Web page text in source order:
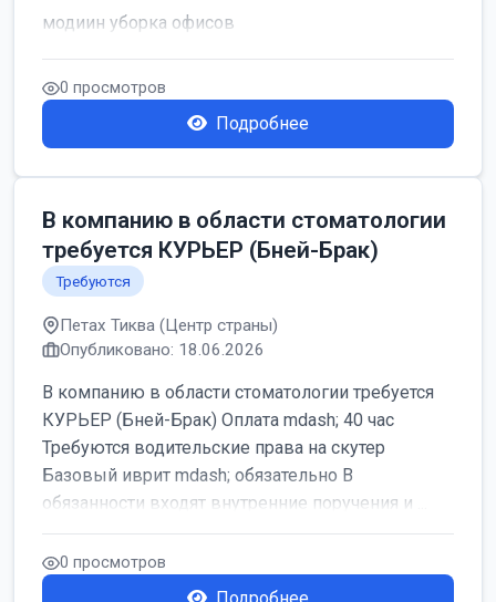
модиин уборка офисов
0 просмотров
Подробнее
В компанию в области стоматологии
требуется КУРЬЕР (Бней-Брак)
Требуются
Петах Тиква (Центр страны)
Опубликовано: 18.06.2026
В компанию в области стоматологии требуется
КУРЬЕР (Бней-Брак) Оплата mdash; 40 час
Требуются водительские права на скутер
Базовый иврит mdash; обязательно В
обязанности входят внутренние поручения и ...
0 просмотров